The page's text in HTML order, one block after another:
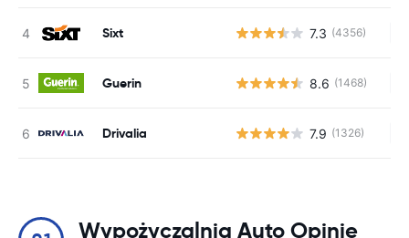
Sixt 7.3 (4356)
Guerin 8.6 (1468)
Drivalia 7.9 (1326)
Wypożyczalnia Auto Opinie